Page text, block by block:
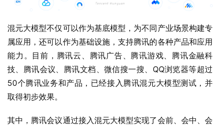
混元大模型不仅可以作为基底模型，为不同产业场景构建专
属应用，还可以作为基础设施，支持腾讯的各种产品和应用
能力。目前，腾讯云、腾讯广告、腾讯游戏、腾讯金融科
技、腾讯会议、腾讯文档、微信搜一搜、QQ浏览器等超过
50个腾讯业务和产品，已经接入腾讯混元大模型测试，并
取得初步效果。
其中，腾讯会议通过接入混元大模型实现了会前、会中、会